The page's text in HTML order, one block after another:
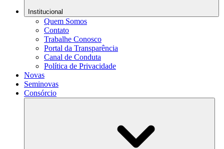
Institucional
Quem Somos
Contato
Trabalhe Conosco
Portal da Transparência
Canal de Conduta
Política de Privacidade
Novas
Seminovas
Consórcio